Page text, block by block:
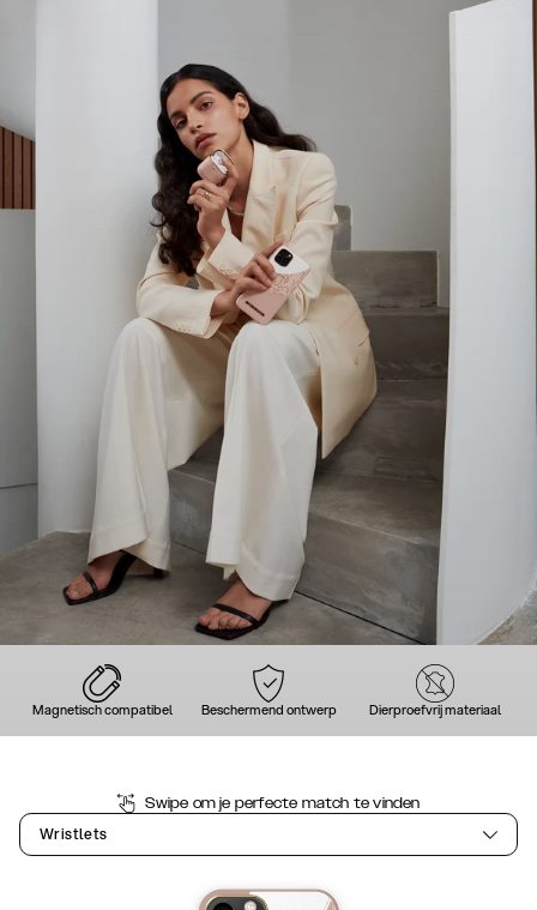
Magnetisch compatibel Beschermend ontwerp Dierproefvrij materiaal
Swipe om je perfecte match te vinden
Wristlets